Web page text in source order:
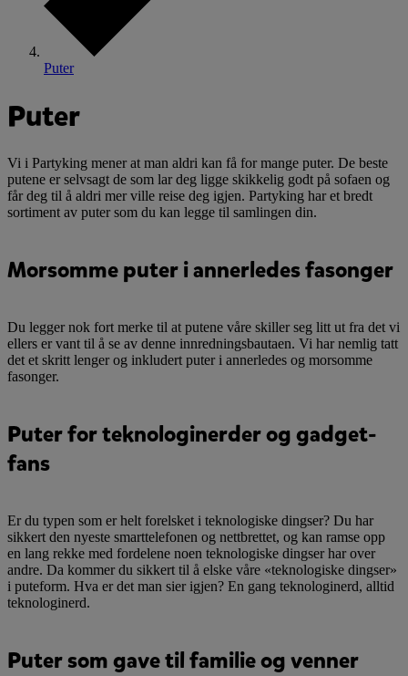
Puter
Puter
Vi i Partyking mener at man aldri kan få for mange puter. De beste
putene er selvsagt de som lar deg ligge skikkelig godt på sofaen og
får deg til å aldri mer ville reise deg igjen. Partyking har et bredt
sortiment av puter som du kan legge til samlingen din.
Morsomme puter i annerledes fasonger
Du legger nok fort merke til at putene våre skiller seg litt ut fra det vi
ellers er vant til å se av denne innredningsbautaen. Vi har nemlig tatt
det et skritt lenger og inkludert puter i annerledes og morsomme
fasonger.
Puter for teknologinerder og gadget-
fans
Er du typen som er helt forelsket i teknologiske dingser? Du har
sikkert den nyeste smarttelefonen og nettbrettet, og kan ramse opp
en lang rekke med fordelene noen teknologiske dingser har over
andre. Da kommer du sikkert til å elske våre «teknologiske dingser»
i puteform. Hva er det man sier igjen? En gang teknologinerd, alltid
teknologinerd.
Puter som gave til familie og venner